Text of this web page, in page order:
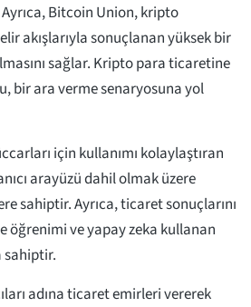
Bitcoin Union, kripto
akışlarıyla sonuçlanan yüksek bir
sağlar. Kripto para ticaretine
bir ara verme senaryosuna yol
için kullanımı kolaylaştıran
arayüzü dahil olmak üzere
sahiptir. Ayrıca, ticaret sonuçlarını
öğrenimi ve yapay zeka kullanan
sahiptir.
adına ticaret emirleri vererek